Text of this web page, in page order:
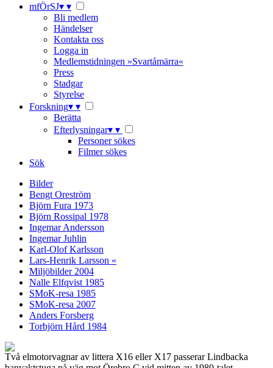
mfÖrSJ▾ ▾
Bli medlem
Händelser
Kontakta oss
Logga in
Medlemstidningen »Svartåmärra«
Press
Stadgar
Styrelse
Forskning▾ ▾
Berätta
Efterlysningar▾ ▾
Personer sökes
Filmer sökes
Sök
Bilder
Bengt Oreström
Björn Fura 1973
Björn Rossipal 1978
Ingemar Andersson
Ingemar Juhlin
Karl-Olof Karlsson
Lars-Henrik Larsson «
Miljöbilder 2004
Nalle Elfqvist 1985
SMoK-resa 1985
SMoK-resa 2007
Anders Forsberg
Torbjörn Hård 1984
Två elmotorvagnar av littera X16 eller X17 passerar Lindbacka